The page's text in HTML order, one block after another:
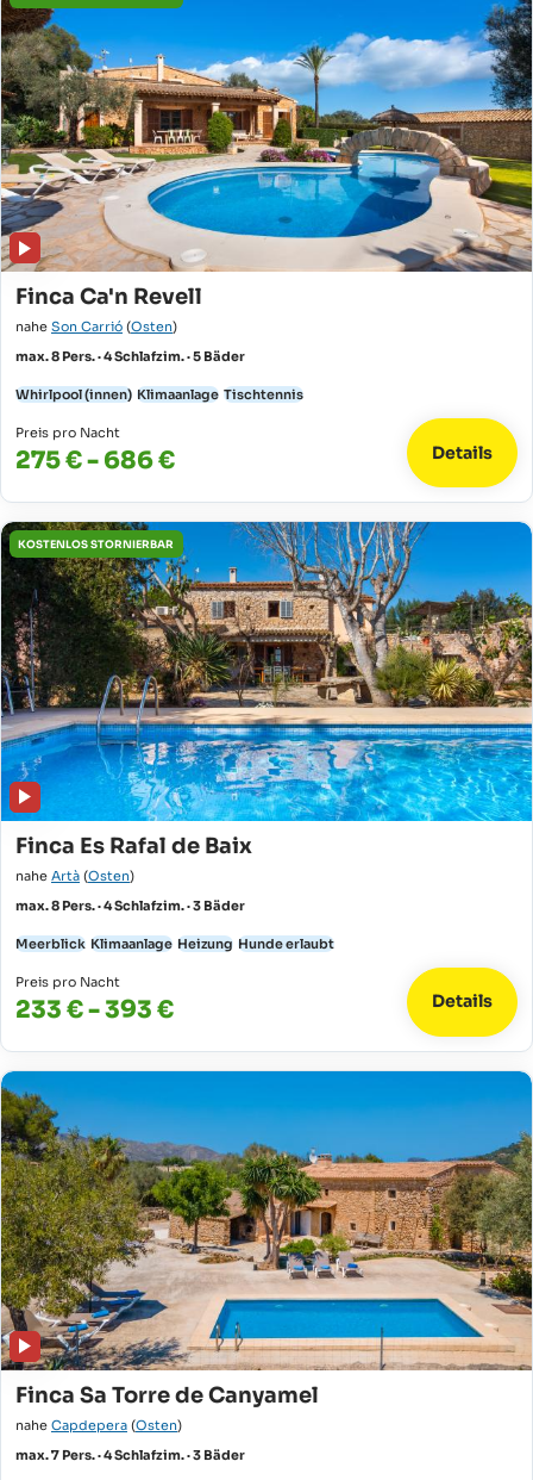
Finca Ca'n Revell
nahe Son Carrió (Osten)
max. 8 Pers. · 4 Schlafzim. · 5 Bäder
Whirlpool (innen) Klimaanlage Tischtennis
Preis pro Nacht
275 € - 686 € Details
KOSTENLOS STORNIERBAR
Finca Es Rafal de Baix
nahe Artà (Osten)
max. 8 Pers. · 4 Schlafzim. · 3 Bäder
Meerblick Klimaanlage Heizung Hunde erlaubt
Preis pro Nacht
233 € - 393 € Details
Finca Sa Torre de Canyamel
nahe Capdepera (Osten)
max. 7 Pers. · 4 Schlafzim. · 3 Bäder